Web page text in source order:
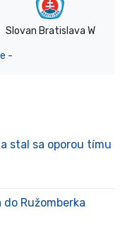
Slovan Bratislava W
-
stal sa oporou tímu
Ružomberka